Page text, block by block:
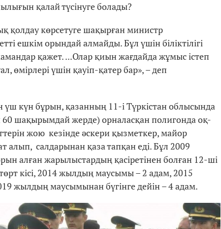
қалай түсінуге болады?
қолдау көрсетуге шақырған министр
ешкім орындай алмайды. Бұл үшін біліктілігі
қажет. ...Олар қиын жағдайда жұмыс істеп
өмірлері үшін қауіп-қатер бар», – деп
үш күн бұрын, қазанның 11-і Түркістан облысында
шақырымдай жерде) орналасқан полигонда оқ-
жою кезінде әскери қызметкер, майор
салдарынан қаза тапқан еді. Бұл 2009
алған жарылыстардың қасіретінен болған 12-ші
кісі, 2014 жылдың маусымы – 2 адам, 2015
жылдың маусымынан бүгінге дейін – 4 адам.